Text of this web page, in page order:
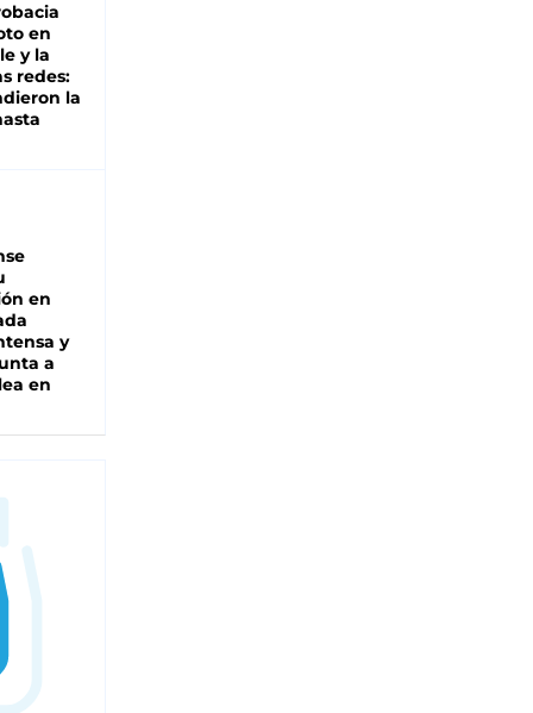
en
y la
redes:
la
en
y
a
en